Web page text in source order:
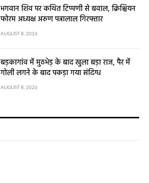
भगवान शिव पर कथित टिप्पणी से बवाल, क्रिश्चियन
फोरम अध्यक्ष अरुण पन्नालाल गिरफ्तार
AUGUST 8, 2026
बड़कागांव में मुठभेड़ के बाद खुला बड़ा राज, पैर में
गोली लगने के बाद पकड़ा गया संदिग्ध
AUGUST 8, 2026